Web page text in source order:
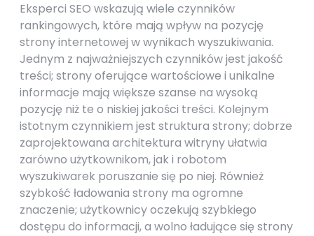
Eksperci SEO wskazują wiele czynników
rankingowych, które mają wpływ na pozycję
strony internetowej w wynikach wyszukiwania.
Jednym z najważniejszych czynników jest jakość
treści; strony oferujące wartościowe i unikalne
informacje mają większe szanse na wysoką
pozycję niż te o niskiej jakości treści. Kolejnym
istotnym czynnikiem jest struktura strony; dobrze
zaprojektowana architektura witryny ułatwia
zarówno użytkownikom, jak i robotom
wyszukiwarek poruszanie się po niej. Również
szybkość ładowania strony ma ogromne
znaczenie; użytkownicy oczekują szybkiego
dostępu do informacji, a wolno ładujące się strony